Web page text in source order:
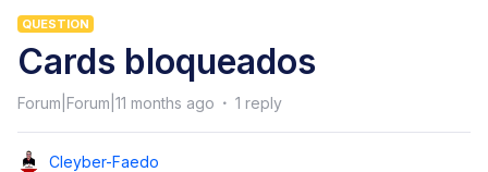
QUESTION
Cards bloqueados
Forum|Forum|11 months ago 1 reply
Cleyber-Faedo